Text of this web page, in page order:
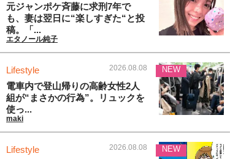
元ジャンポケ斉藤に求刑7年で
も、妻は翌日に“楽しすぎた“と投
稿。「...
エタノール純子
Lifestyle 2026.08.08
電車内で登山帰りの高齢女性2人
組が“まさかの行為”。リュックを
使っ...
maki
NEW
Lifestyle 2026.08.08 NEW